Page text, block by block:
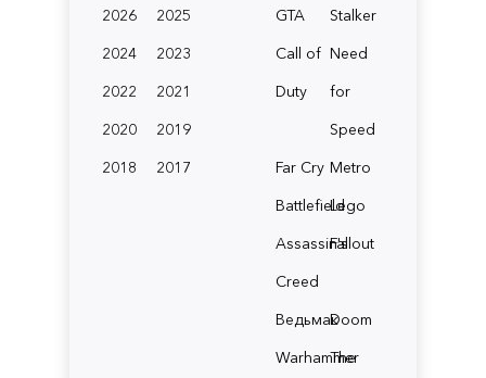
2026
2025
2024
2023
2022
2021
2020
2019
2018
2017
GTA
Stalker
Call of
Duty
Need
for
Speed
Far Cry Metro
BattlefieldLego
Assassin's
Creed
Fallout
ВедьмакDoom
Warhammer
The